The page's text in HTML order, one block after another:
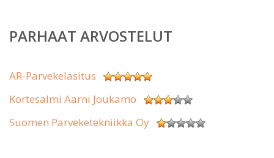
PARHAAT ARVOSTELUT
AR-Parvekelasitus
Kortesalmi Aarni Joukamo
Suomen Parveketekniikka Oy